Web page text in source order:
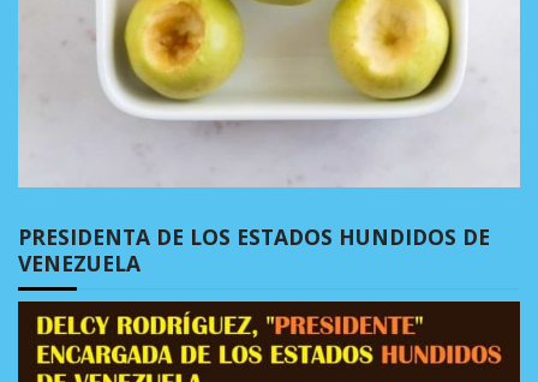
PRESIDENTA DE LOS ESTADOS HUNDIDOS DE
VENEZUELA